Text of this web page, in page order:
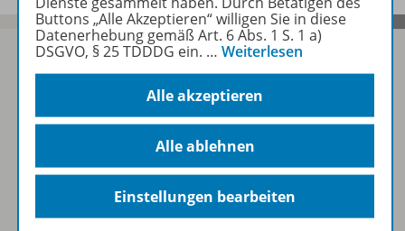
Zum Newsletter anmelden
Buttons „Alle Akzeptieren“ willigen Sie in diese
Datenerhebung gemäß Art. 6 Abs. 1 S. 1 a)
DSGVO, § 25 TDDDG ein. … Weiterlesen
Alle akzeptieren
Alle ablehnen
Einstellungen bearbeiten